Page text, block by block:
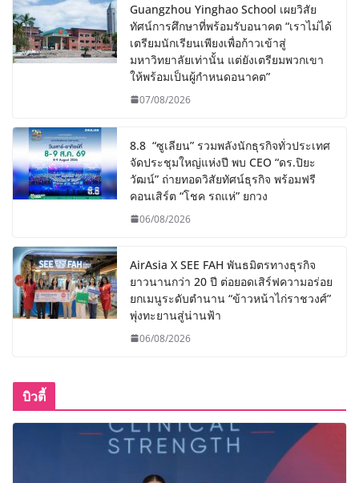
Guangzhou Yinghao School เผยวิสัย
ทัศน์การศึกษาที่พร้อมรับอนาคต “เราไม่ได้
เตรียมนักเรียนเพียงเพื่อก้าวเข้าสู่
มหาวิทยาลัยเท่านั้น แต่ยังเตรียมพวกเขา
ให้พร้อมเป็นผู้กำหนดอนาคต”
07/08/2026
8.8 “ซูเลียน” รวมพลังนักธุรกิจทั่วประเทศ
จัดประชุมใหญ่แห่งปี พบ CEO “ดร.ปิยะ
วัฒน์” ถ่ายทอดวิสัยทัศน์ธุรกิจ พร้อมฟรี
คอนเสิร์ต “โชค รถแห่” ยกวง
06/08/2026
AirAsia X SEE FAH พันธมิตรทางธุรกิจ
ยาวนานกว่า 20 ปี ต่อยอดเสิร์ฟความอร่อย
ยกเมนูระดับตำนาน “ข้าวหน้าไก่ราชวงศ์”
พุ่งทะยานสู่น่านฟ้า
06/08/2026
บิวตี้